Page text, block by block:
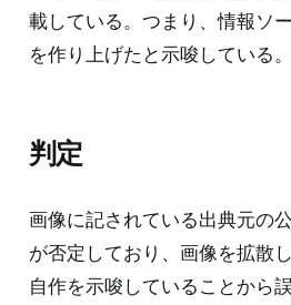
載している。つまり、情報ソ
を作り上げたと示唆している。
判定
画像に記されている出典元の
が否定しており、画像を拡散
自作を示唆していることから